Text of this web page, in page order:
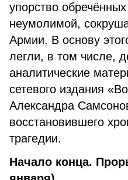
упорство
неумолимой,
Армии. В основу
легли, в том числе,
аналитические
сетевого издания
Александра
восстановившего
трагедии.
Начало конца.